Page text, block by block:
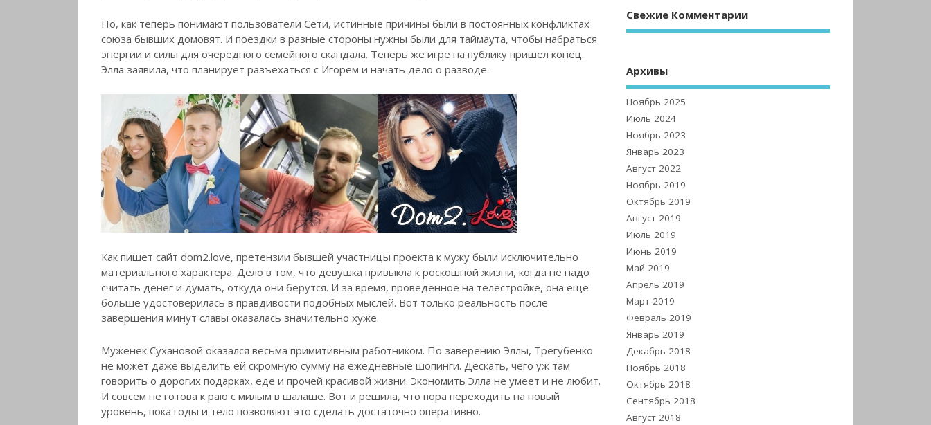
Но, как теперь понимают пользователи Сети, истинные причины были в постоянных конфликтах
союза бывших домовят. И поездки в разные стороны нужны были для таймаута, чтобы набраться
энергии и силы для очередного семейного скандала. Теперь же игре на публику пришел конец.
Элла заявила, что планирует разъехаться с Игорем и начать дело о разводе.
Как пишет сайт dom2.love, претензии бывшей участницы проекта к мужу были исключительно
материального характера. Дело в том, что девушка привыкла к роскошной жизни, когда не надо
считать денег и думать, откуда они берутся. И за время, проведенное на телестройке, она еще
больше удостоверилась в правдивости подобных мыслей. Вот только реальность после
завершения минут славы оказалась значительно хуже.
Муженек Сухановой оказался весьма примитивным работником. По заверению Эллы, Трегубенко
не может даже выделить ей скромную сумму на ежедневные шопинги. Дескать, чего уж там
говорить о дорогих подарках, еде и прочей красивой жизни. Экономить Элла не умеет и не любит.
И совсем не готова к раю с милым в шалаше. Вот и решила, что пора переходить на новый
уровень, пока годы и тело позволяют это сделать достаточно оперативно.
Свежие Комментарии
Архивы
Ноябрь 2025
Июль 2024
Ноябрь 2023
Январь 2023
Август 2022
Ноябрь 2019
Октябрь 2019
Август 2019
Июль 2019
Июнь 2019
Май 2019
Апрель 2019
Март 2019
Февраль 2019
Январь 2019
Декабрь 2018
Ноябрь 2018
Октябрь 2018
Сентябрь 2018
Август 2018